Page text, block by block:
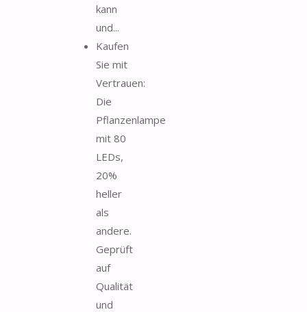
kann
und...
Kaufen
Sie mit
Vertrauen:
Die
Pflanzenlampe
mit 80
LEDs,
20%
heller
als
andere.
Geprüft
auf
Qualität
und